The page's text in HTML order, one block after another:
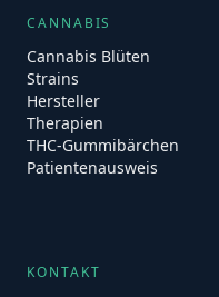
CANNABIS
Cannabis Blüten
Strains
Hersteller
Therapien
THC-Gummibärchen
Patientenausweis
KONTAKT